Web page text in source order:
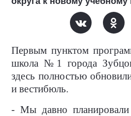
Первым пунктом
школа №1 города
здесь полностью
и вестибюль.
- Мы давно